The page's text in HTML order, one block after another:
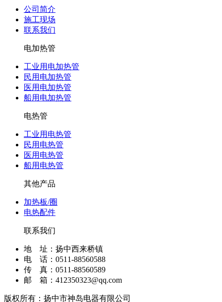
公司简介
施工现场
联系我们
电加热管
工业用电加热管
民用电加热管
医用电加热管
船用电加热管
电热管
工业用电热管
民用电热管
医用电热管
船用电热管
其他产品
加热板/圈
电热配件
联系我们
地 址：扬中西来桥镇
电 话：0511-88560588
传 真：0511-88560589
邮 箱：412350323@qq.com
版权所有：扬中市神岛电器有限公司